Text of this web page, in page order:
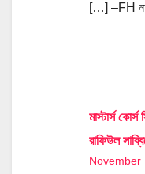
[…] –FH
মাস্টার্স
রাফিউল
November